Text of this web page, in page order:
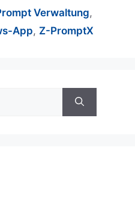
Verwaltung,
App, Z-PromptX